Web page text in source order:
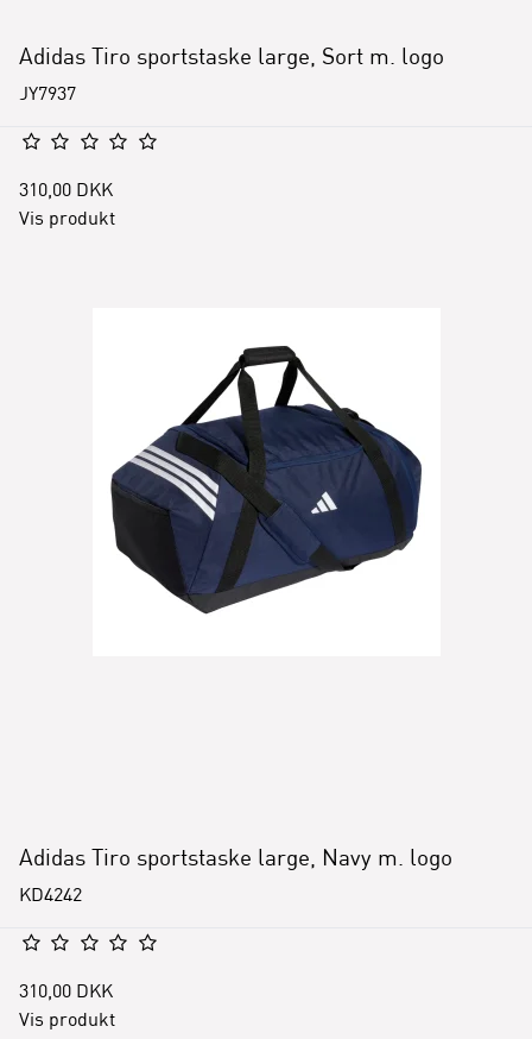
Adidas Tiro sportstaske large, Sort m. logo
JY7937
310,00 DKK
Vis produkt
Adidas Tiro sportstaske large, Navy m. logo
KD4242
310,00 DKK
Vis produkt